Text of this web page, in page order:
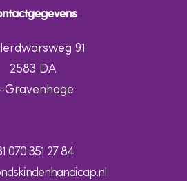
91
2583 DA
Gravenhage
070 351 27 84